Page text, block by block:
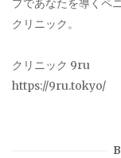
プであなたを導くペ
クリニック。
クリニック 9ru
https://9ru.tokyo/